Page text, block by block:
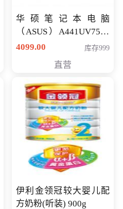
华硕笔记本电脑
（ASUS）A441UV7500
顽石（7代i7-7500U 4G
4099.00 库存999
直营
伊利金领冠较大婴儿配
方奶粉(听装) 900g